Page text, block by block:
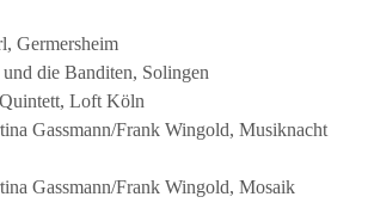
Germersheim
die Banditen, Solingen
Loft Köln
Gassmann/Frank Wingold, Musiknacht
Gassmann/Frank Wingold, Mosaik